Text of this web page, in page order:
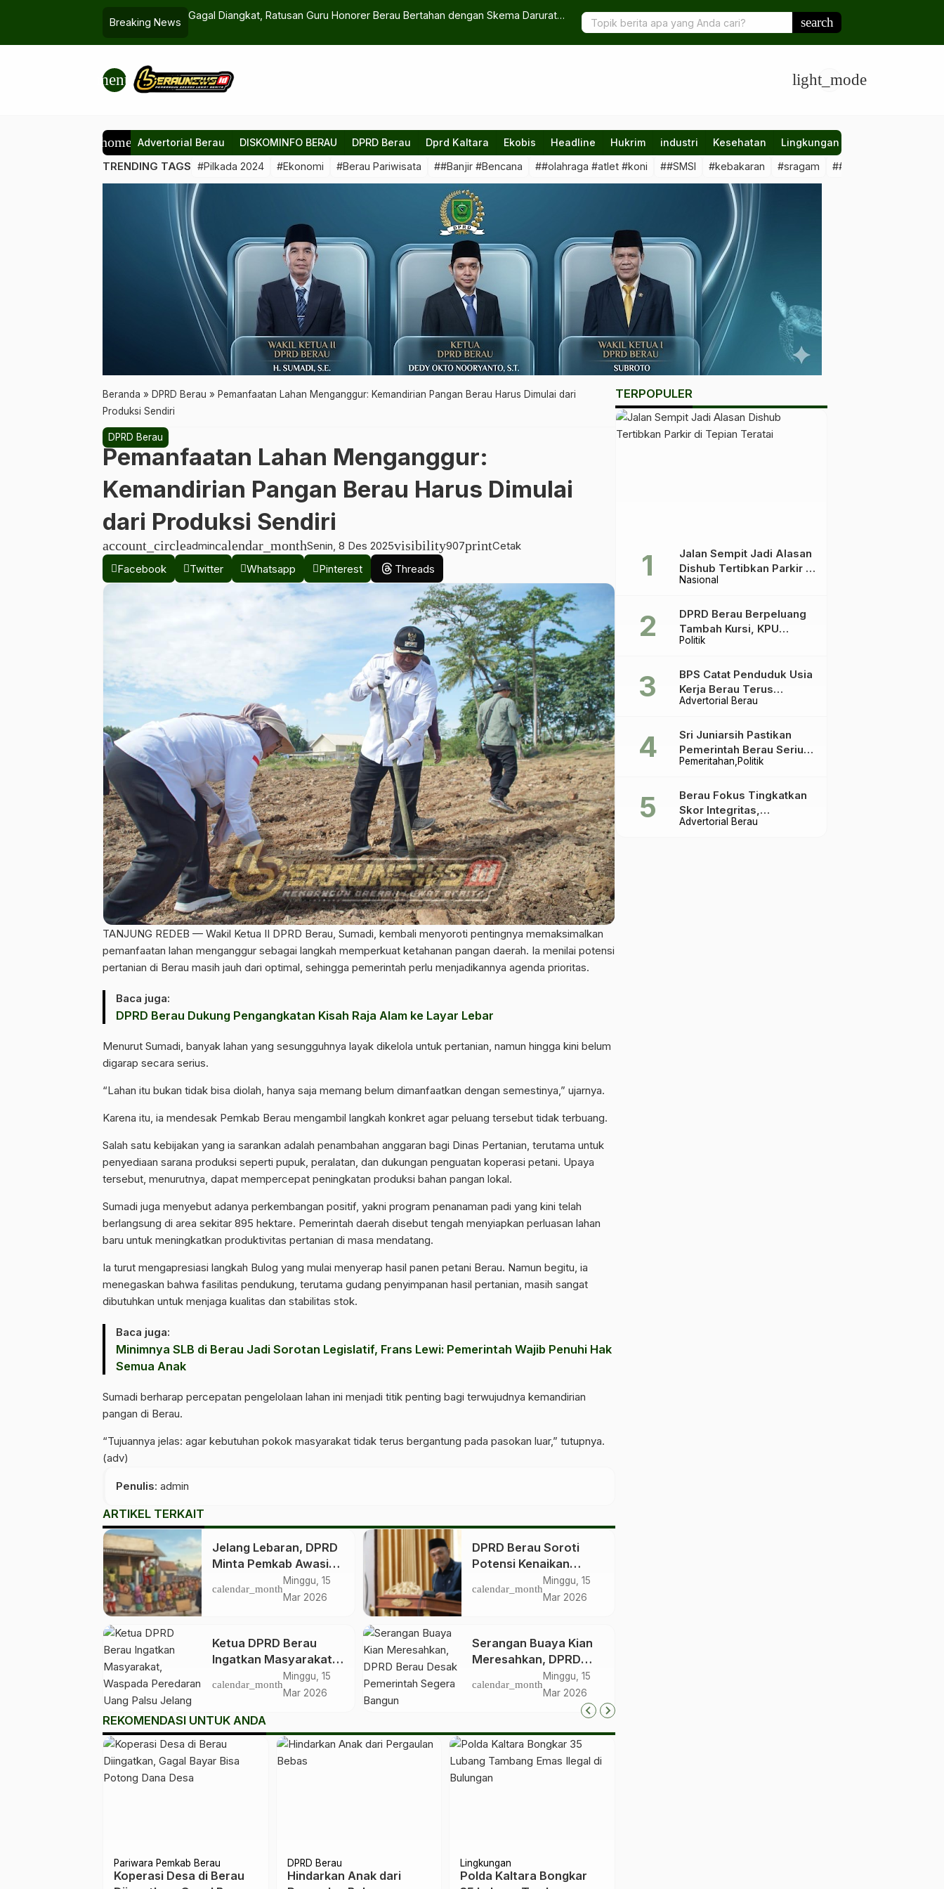
Breaking News
Gagal Diangkat, Ratusan Guru Honorer Berau Bertahan dengan Skema Darurat
Viral Kolam Air Panas Dekat Limbah Sawit, Disbudpar Berau Angkat Bicara
search
menu light_mode
home Advertorial Berau DISKOMINFO BERAU DPRD Berau Dprd Kaltara Ekobis Headline Hukrim industri Kesehatan Lingkungan
TRENDING TAGS #Pilkada 2024 #Ekonomi #Berau Pariwisata ##Banjir #Bencana ##olahraga #atlet #koni ##SMSI #kebakaran #sragam ##sawit #illegal
Beranda » DPRD Berau » Pemanfaatan Lahan Menganggur: Kemandirian Pangan Berau Harus Dimulai dari
Produksi Sendiri
DPRD Berau
Pemanfaatan Lahan Menganggur:
Kemandirian Pangan Berau Harus Dimulai
dari Produksi Sendiri
account_circleadmincalendar_monthSenin, 8 Des 2025visibility907printCetak
Facebook
Twitter Whatsapp Pinterest Threads
TANJUNG REDEB — Wakil Ketua II DPRD Berau, Sumadi, kembali menyoroti pentingnya memaksimalkan
pemanfaatan lahan menganggur sebagai langkah memperkuat ketahanan pangan daerah. Ia menilai potensi
pertanian di Berau masih jauh dari optimal, sehingga pemerintah perlu menjadikannya agenda prioritas.
Baca juga:
DPRD Berau Dukung Pengangkatan Kisah Raja Alam ke Layar Lebar
Menurut Sumadi, banyak lahan yang sesungguhnya layak dikelola untuk pertanian, namun hingga kini belum
digarap secara serius.
“Lahan itu bukan tidak bisa diolah, hanya saja memang belum dimanfaatkan dengan semestinya,” ujarnya.
Karena itu, ia mendesak Pemkab Berau mengambil langkah konkret agar peluang tersebut tidak terbuang.
Salah satu kebijakan yang ia sarankan adalah penambahan anggaran bagi Dinas Pertanian, terutama untuk
penyediaan sarana produksi seperti pupuk, peralatan, dan dukungan penguatan koperasi petani. Upaya
tersebut, menurutnya, dapat mempercepat peningkatan produksi bahan pangan lokal.
Sumadi juga menyebut adanya perkembangan positif, yakni program penanaman padi yang kini telah
berlangsung di area sekitar 895 hektare. Pemerintah daerah disebut tengah menyiapkan perluasan lahan
baru untuk meningkatkan produktivitas pertanian di masa mendatang.
Ia turut mengapresiasi langkah Bulog yang mulai menyerap hasil panen petani Berau. Namun begitu, ia
menegaskan bahwa fasilitas pendukung, terutama gudang penyimpanan hasil pertanian, masih sangat
dibutuhkan untuk menjaga kualitas dan stabilitas stok.
Baca juga:
Minimnya SLB di Berau Jadi Sorotan Legislatif, Frans Lewi: Pemerintah Wajib Penuhi Hak
Semua Anak
Sumadi berharap percepatan pengelolaan lahan ini menjadi titik penting bagi terwujudnya kemandirian
pangan di Berau.
“Tujuannya jelas: agar kebutuhan pokok masyarakat tidak terus bergantung pada pasokan luar,” tutupnya.
(adv)
Penulis: admin
ARTIKEL TERKAIT
Jelang Lebaran, DPRD
Minta Pemkab Awasi
Distribusi LPG
Bersubsidi
calendar_month
Minggu, 15
Mar 2026
DPRD Berau Soroti
Potensi Kenaikan
Harga Sembako Jelang
Idulfitri
calendar_month
Minggu, 15
Mar 2026
Ketua DPRD Berau
Ingatkan Masyarakat,
Waspada Peredaran
Uang Palsu Jelang
calendar_month
Minggu, 15
Mar 2026
Serangan Buaya Kian
Meresahkan, DPRD
Berau Desak
Pemerintah Segera
Bangun Penangkaran
calendar_month
Minggu, 15
Mar 2026
REKOMENDASI UNTUK ANDA
DPRD Berau
Harus Ada Implementasi
DPRD Berau
Percepatan Izin Kapal
Hukrim
BEM STIPER Berau: Miras
TERPOPULER
Nasional
Jalan Sempit Jadi Alasan
Dishub Tertibkan Parkir di
Tepian Teratai
Politik
DPRD Berau Berpeluang
Tambah Kursi, KPU
Ingatkan Acuannya UU
Advertorial Berau
BPS Catat Penduduk Usia
Kerja Berau Terus
Meningkat Dua Tahun
Pemeritahan Politik
Sri Juniarsih Pastikan
Pemerintah Berau Serius
Tangani Reboisasi dan
Advertorial Berau
Berau Fokus Tingkatkan
Skor Integritas,
Rekomendasi KPK Jadi